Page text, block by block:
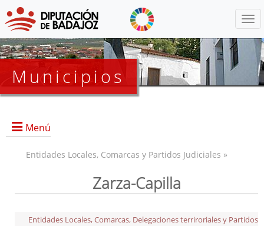
Municipios
Menú
Entidades Locales, Comarcas y Partidos Judiciales »
Zarza-Capilla
Entidades Locales, Comarcas, Delegaciones terriroriales y Partidos